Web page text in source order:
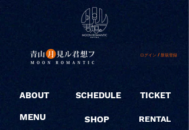
ログイン / 新規登録
ABOUT
MENU
SCHEDULE
SHOP
TICKET
RENTAL